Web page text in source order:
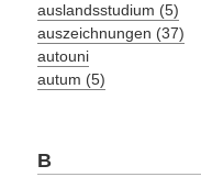
auslandsstudium (5)
auszeichnungen (37)
autouni
autum (5)
B